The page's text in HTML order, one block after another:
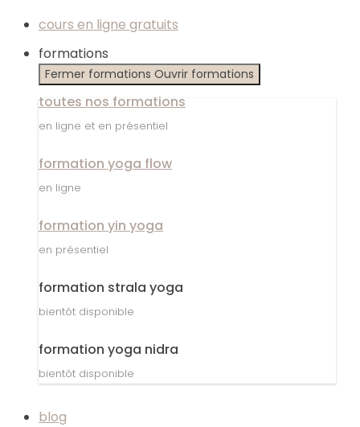
cours en ligne gratuits
formations
Fermer formations Ouvrir formations
toutes nos formations
en ligne et en présentiel
formation yoga flow
en ligne
formation yin yoga
en présentiel
formation strala yoga
bientôt disponible
formation yoga nidra
bientôt disponible
blog